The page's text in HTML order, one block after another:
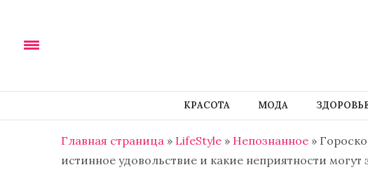
КРАСОТА МОДА
Главная страница » LifeStyle » Непознанное »
истинное удовольствие и какие неприятности могут